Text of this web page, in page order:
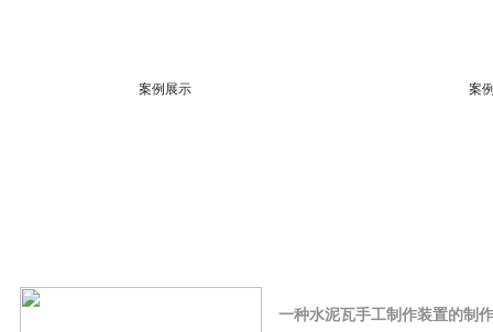
案例展示 案
一种水泥瓦手工制作装置的制